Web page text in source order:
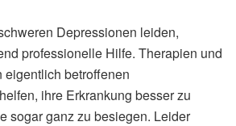
Depressionen leiden,
professionelle Hilfe. Therapien und
eigentlich betroffenen
ihre Erkrankung besser zu
sogar ganz zu besiegen. Leider